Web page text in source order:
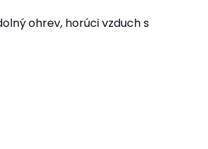
ohrev, horúci vzduch s